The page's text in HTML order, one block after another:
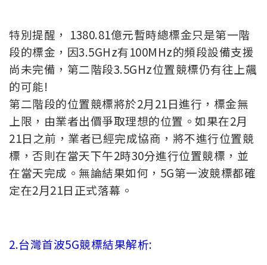
特別提醒， 1380.81億元暫時總標金只是第一階
段的標金，因3.5GHz有100MHz的頻段設備支援
尚未完備，第二階段3.5GHz位置競標仍有往上飆
的可能!
第二階段的位置競標將於2月21日進行，標金無
上限，由業者出價爭取理想的位置。如果在2月
21日之前，業者已經完成協商，將不進行位置競
標，否則在當天下午2時30分進行位置競標，並
在當天完成。無論結果如何，5G第一波競標都確
定在2月21日正式落幕。
2.台灣首波5G競標結果解析: